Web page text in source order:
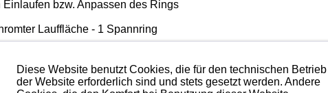
bzw. Anpassen des Rings
Lauffläche - 1 Spannring
mit das Beste was es im Bereich der Kolbenringe gibt.
Diese Website benutzt Cookies, die für den technischen Betrieb
der Website erforderlich sind und stets gesetzt werden. Andere